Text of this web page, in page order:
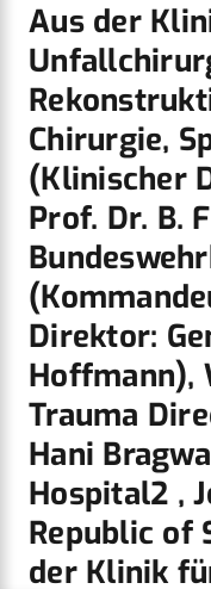
Aus der
Chirurgie,
(Klinischer
Prof. Dr. B.
Direktor:
Hoffmann),
Trauma
Hani
Hospital2 ,
Republic of
der Klinik